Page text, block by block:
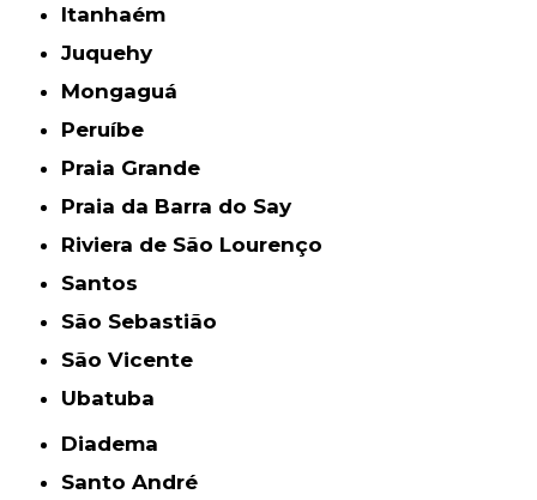
Itanhaém
Juquehy
Mongaguá
Peruíbe
Praia Grande
Praia da Barra do Say
Riviera de São Lourenço
Santos
São Sebastião
São Vicente
Ubatuba
Diadema
Santo André